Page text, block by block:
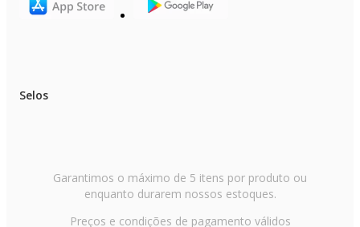
Selos
Garantimos o máximo de 5 itens por produto ou
enquanto durarem nossos estoques.
Preços e condições de pagamento válidos